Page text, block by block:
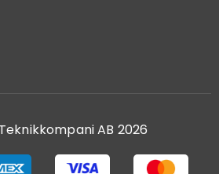
AB 2026